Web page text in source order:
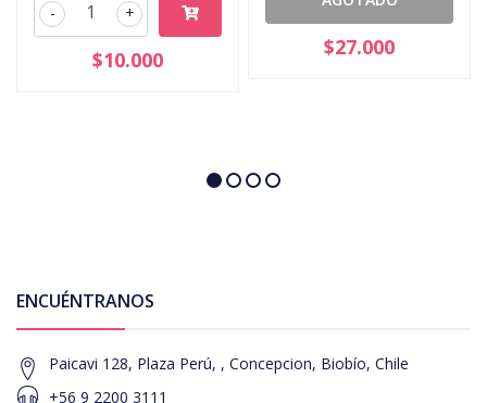
+
-
$10.000 $27.000
ENCUÉNTRANOS
Paicavi 128, Plaza Perú, , Concepcion, Biobío, Chile
+56 9 2200 3111